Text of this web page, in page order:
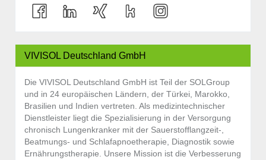
VIVISOL Deutschland GmbH
Die VIVISOL Deutschland GmbH ist Teil der SOLGroup
und in 24 europäischen Ländern, der Türkei, Marokko,
Brasilien und Indien vertreten. Als medizintechnischer
Dienstleister liegt die Spezialisierung in der Versorgung
chronisch Lungenkranker mit der Sauerstofflangzeit-,
Beatmungs- und Schlafapnoetherapie, Diagnostik sowie
Ernährungstherapie. Unsere Mission ist die Verbesserung